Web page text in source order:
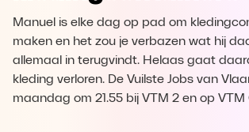
Manuel is elke dag op pad om
maken en het zou je verbazen wat hij
allemaal in terugvindt. Helaas gaat
kleding verloren. De Vuilste Jobs van
maandag om 21.55 bij VTM 2 en op VTM